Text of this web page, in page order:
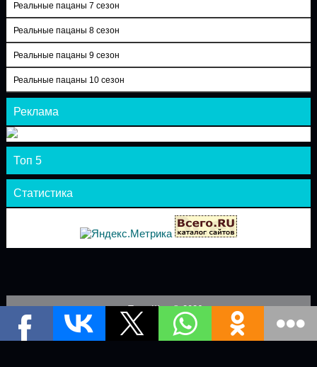
Реальные пацаны 7 сезон
Реальные пацаны 8 сезон
Реальные пацаны 9 сезон
Реальные пацаны 10 сезон
Реклама
Топ 5
Статистика
Теле-Шоу © 2026